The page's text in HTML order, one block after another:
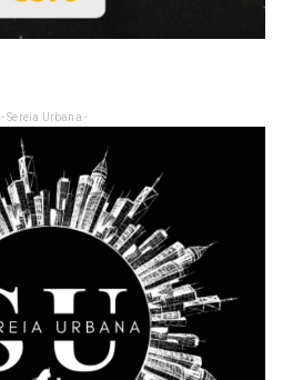
- Sereia Urbana -